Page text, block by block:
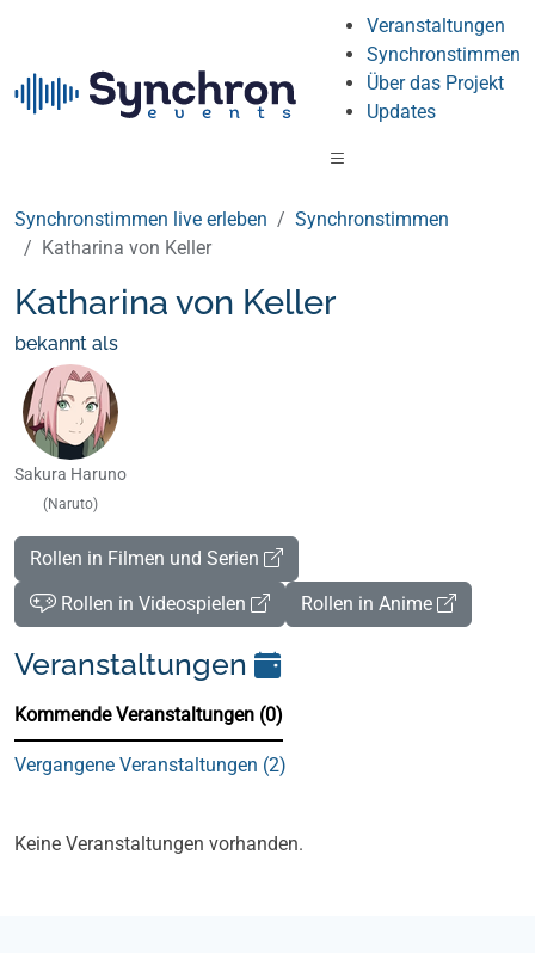
Veranstaltungen
Synchronstimmen
Über das Projekt
Updates
Synchronstimmen live erleben
Synchronstimmen
Katharina von Keller
Katharina von Keller
bekannt als
Sakura Haruno
(Naruto)
Rollen in Filmen und Serien
Rollen in Videospielen
Rollen in Anime
Veranstaltungen
Kommende Veranstaltungen (0)
Vergangene Veranstaltungen (2)
Keine Veranstaltungen vorhanden.